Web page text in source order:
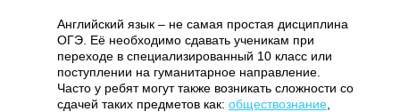
Английский язык – не самая простая дисциплина
ОГЭ. Её необходимо сдавать ученикам при
переходе в специализированный 10 класс или
поступлении на гуманитарное направление.
Часто у ребят могут также возникать сложности со
сдачей таких предметов как: обществознание